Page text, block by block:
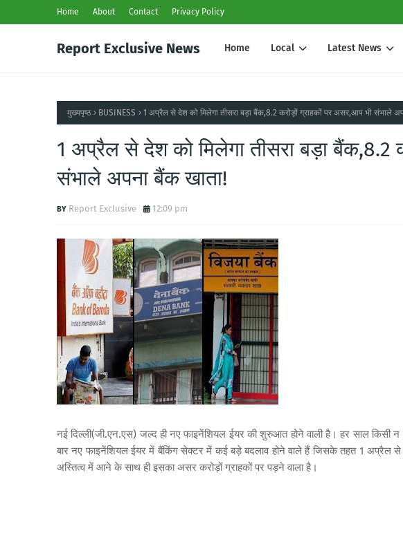
Home About Contact Privacy Policy
Report Exclusive News Home Local Latest News
मुख्यपृष्ठ BUSINESS 1 अप्रैल से देश को मिलेगा तीसरा बड़ा बैंक,8.2 करोड़ों ग्राहकों पर असर,आप भी संभाले
1 अप्रैल से देश को मिलेगा तीसरा बड़ा बैंक,8.2
संभाले अपना बैंक खाता!
Report Exclusive 12:09 pm
नई दिल्ली(जी.एन.एस) जल्द ही नए फाइनेंशियल ईयर की शुरुआत होने वाली है। हर साल किसी
बार नए फाइनेंशियल ईयर में बैंकिंग सेक्‍टर में कई बड़े बदलाव होने वाले हैं जिसके तहत 1 अप्रैल
अस्तित्‍व में आने के साथ ही इसका असर करोड़ों ग्राहकों पर पड़ने वाला है।